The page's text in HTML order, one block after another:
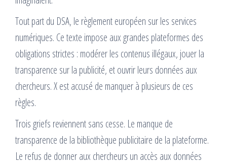
Tout part du DSA, le règlement européen sur les services
numériques. Ce texte impose aux grandes plateformes des
obligations strictes : modérer les contenus illégaux, jouer la
transparence sur la publicité, et ouvrir leurs données aux
chercheurs. X est accusé de manquer à plusieurs de ces
règles.
Trois griefs reviennent sans cesse. Le manque de
transparence de la bibliothèque publicitaire de la plateforme.
Le refus de donner aux chercheurs un accès aux données